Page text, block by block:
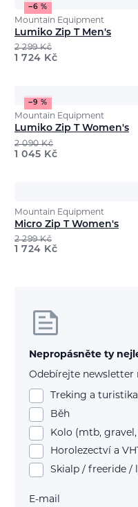
−6 %
Mountain Equipment
Lumiko Zip T Men's
2 299Kč
1 724 Kč
−9 %
Mountain Equipment
Lumiko Zip T Women's
2 090Kč
1 045 Kč
Mountain Equipment
Micro Zip T Women's
2 299Kč
1 724 Kč
Nepropásněte ty
Odebírejte newsletter
Treking a turistika
Běh
Kolo (mtb, gravel,
Horolezectví a
Skialp / freeride /
E-mail